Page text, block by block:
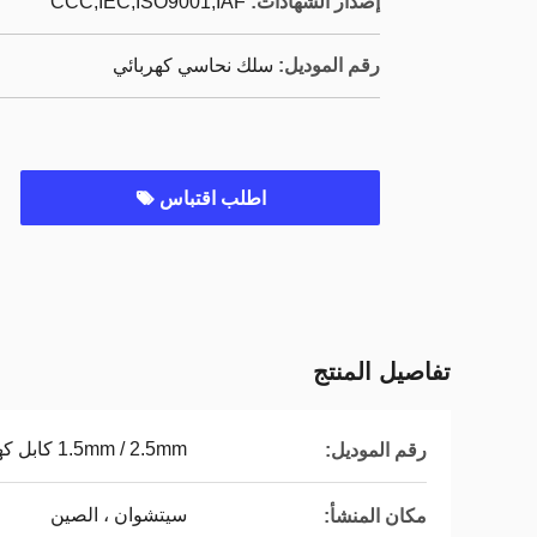
رقم الموديل: سلك نحاسي كهربائي
اطلب اقتباس
تفاصيل المنتج
رقم الموديل: 1.5mm / 2.5mm كابل كهربائي
مكان المنشأ: سيتشوان ، الصين